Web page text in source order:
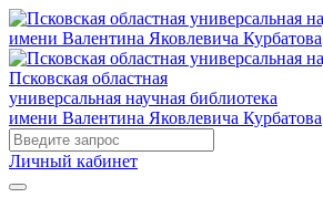
Псковская областная
универсальная научная библиотека
имени Валентина Яковлевича Курбатова
Личный кабинет